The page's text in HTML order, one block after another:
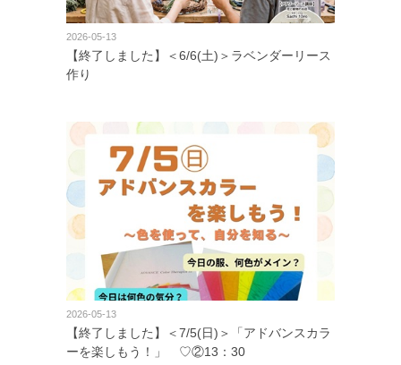
2026-05-13
【終了しました】＜6/6(土)＞ラベンダーリース
作り
2026-05-13
【終了しました】＜7/5(日)＞「アドバンスカラ
ーを楽しもう！」 ♡②13：30